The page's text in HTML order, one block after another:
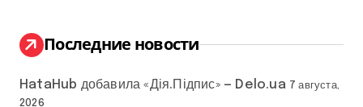
:
Последние новости
HataHub добавила «Дія.Підпис» — Delo.ua 7 августа,
2026